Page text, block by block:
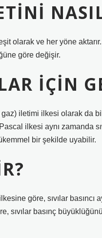
eşit olarak ve her yöne
göre değişir.
IÇIN
iletimi ilkesi olarak da
ilkesi aynı zamanda
bir şekilde uyabilir.
göre, sıvılar basıncı
sıvılar basınç